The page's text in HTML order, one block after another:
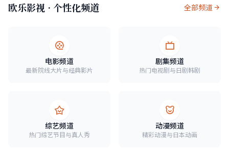
欧乐影视 · 个性化频道 全部频道
电影频道
最新院线大片与经典影片
剧集频道
热门电视剧与日剧韩剧
综艺频道
热门综艺节目与真人秀
动漫频道
精彩动漫与日本动画